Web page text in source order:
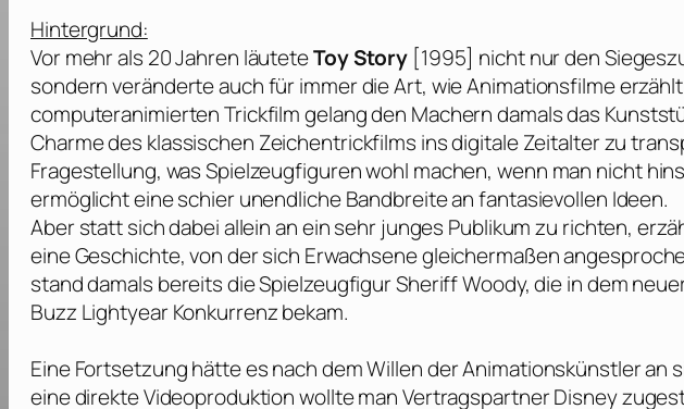
Hintergrund:
Vor mehr als 20 Jahren läuteteToy Story [1995] nicht nur den
sondern veränderte auch für immer die Art, wie Animationsfilme
computeranimierten Trickfilm gelang den Machern damals das
Charme des klassischen Zeichentrickfilms ins digitale Zeitalter zu
Fragestellung, was Spielzeugfiguren wohl machen, wenn man nicht
ermöglicht eine schier unendliche Bandbreite an fantasievollen Ideen.
Aber statt sich dabei allein an ein sehr junges Publikum zu richten,
eine Geschichte, von der sich Erwachsene gleichermaßen
stand damals bereits die Spielzeugfigur Sheriff Woody, die in dem
Buzz Lightyear Konkurrenz bekam.
Eine Fortsetzung hätte es nach dem Willen der Animationskünstler an
eine direkte Videoproduktion wollte man VertragspartnerDisney